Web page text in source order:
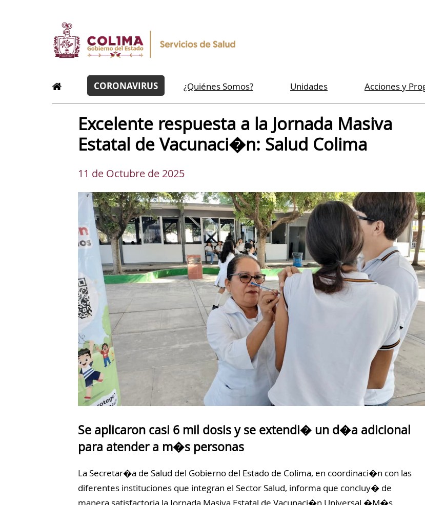
CORONAVIRUS ¿Quiénes Somos? Unidades Acciones y
Excelente respuesta a la Jornada Masiva
Estatal de Vacunaci�n: Salud Colima
11 de Octubre de 2025
Se aplicaron casi 6 mil dosis y se extendi� un d�a adicional
para atender a m�s personas
La Secretar�a de Salud del Gobierno del Estado de Colima, en coordinaci�n con las
diferentes instituciones que integran el Sector Salud, informa que concluy� de